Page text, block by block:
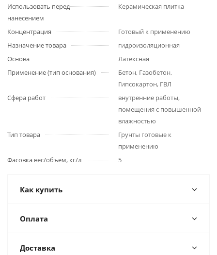
Использовать перед
нанесением
Керамическая плитка
Концентрация
Готовый к применению
Назначение товара
гидроизоляционная
Основа
Латексная
Применение (тип основания)
Бетон, Газобетон,
Гипсокартон, ГВЛ
Сфера работ
внутренние работы,
помещения с повышенной
влажностью
Тип товара
Грунты готовые к
применению
Фасовка вес/объем, кг/л
5
Как купить
Оплата
Доставка